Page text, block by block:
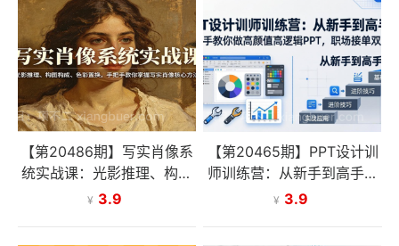
【第20486期】写实肖像系
统实战课：光影推理、构图
构成、色彩置换，手把手教
¥ 3.9
【第20465期】PPT设计训
师训练营：从新手到高手，
手把手教你做高颜值高逻辑
¥ 3.9